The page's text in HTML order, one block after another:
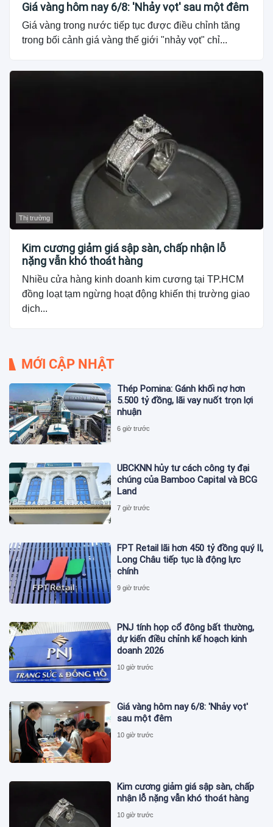
Giá vàng hôm nay 6/8: 'Nhảy vọt' sau một đêm
Giá vàng trong nước tiếp tục được điều chỉnh tăng
trong bối cảnh giá vàng thế giới "nhảy vọt" chỉ...
Thị trường
Kim cương giảm giá sập sàn, chấp nhận lỗ
nặng vẫn khó thoát hàng
Nhiều cửa hàng kinh doanh kim cương tại TP.HCM
đồng loạt tạm ngừng hoạt động khiến thị trường giao
dịch...
MỚI CẬP NHẬT
Thép Pomina: Gánh khối nợ hơn
5.500 tỷ đồng, lãi vay nuốt trọn lợi
nhuận
6 giờ trước
UBCKNN hủy tư cách công ty đại
chúng của Bamboo Capital và BCG
Land
7 giờ trước
FPT Retail lãi hơn 450 tỷ đồng quý II,
Long Châu tiếp tục là động lực
chính
9 giờ trước
PNJ tính họp cổ đông bất thường,
dự kiến điều chỉnh kế hoạch kinh
doanh 2026
10 giờ trước
Giá vàng hôm nay 6/8: 'Nhảy vọt'
sau một đêm
10 giờ trước
Kim cương giảm giá sập sàn, chấp
nhận lỗ nặng vẫn khó thoát hàng
10 giờ trước